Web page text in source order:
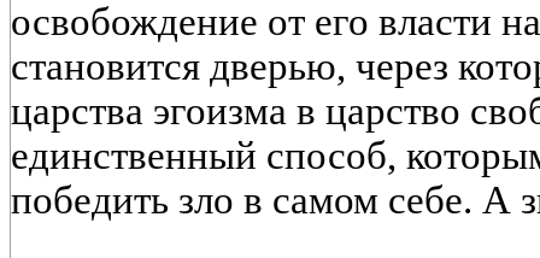
освобождение от его власти
становится дверью, через
царства эгоизма в царство
единственный способ,
победить зло в самом себе. А